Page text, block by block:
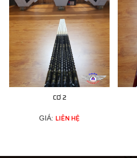
CƠ 2
GIÁ: LIÊN HỆ